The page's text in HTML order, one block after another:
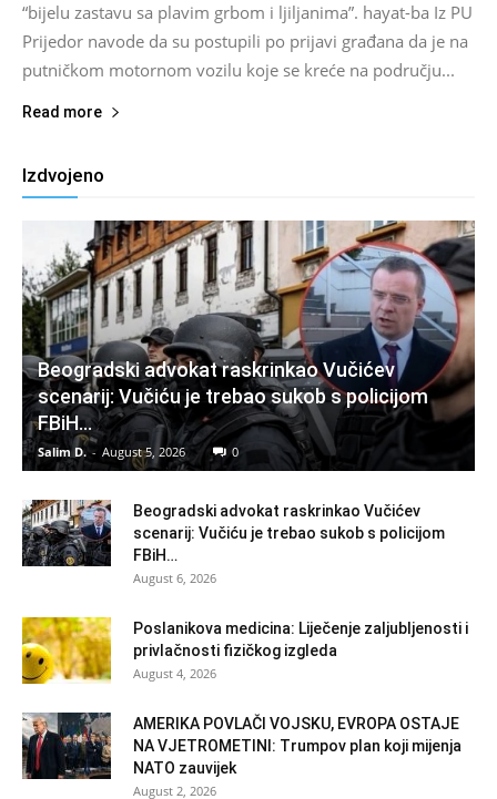
“bijelu zastavu sa plavim grbom i ljiljanima”. hayat-ba Iz PU
Prijedor navode da su postupili po prijavi građana da je na
putničkom motornom vozilu koje se kreće na području...
Read more
Izdvojeno
Beogradski advokat raskrinkao Vučićev
scenarij: Vučiću je trebao sukob s policijom
FBiH…
Salim D. - August 5, 2026 0
Beogradski advokat raskrinkao Vučićev
scenarij: Vučiću je trebao sukob s policijom
FBiH…
August 6, 2026
Poslanikova medicina: Liječenje zaljubljenosti i
privlačnosti fizičkog izgleda
August 4, 2026
AMERIKA POVLAČI VOJSKU, EVROPA OSTAJE
NA VJETROMETINI: Trumpov plan koji mijenja
NATO zauvijek
August 2, 2026